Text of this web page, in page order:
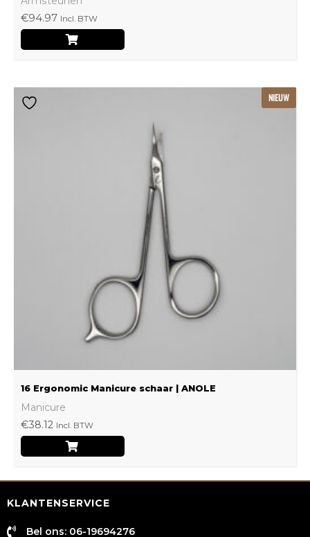
€94.97 Incl. BTW
NIEUW
16 Ergonomic Manicure schaar | ANOLE
Manicure
€38.12 Incl. BTW
KLANTENSERVICE
Bel ons: 06-19694276